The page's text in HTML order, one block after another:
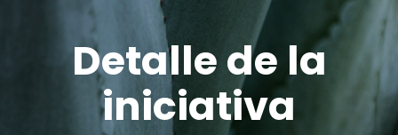
Detalle de la
iniciativa